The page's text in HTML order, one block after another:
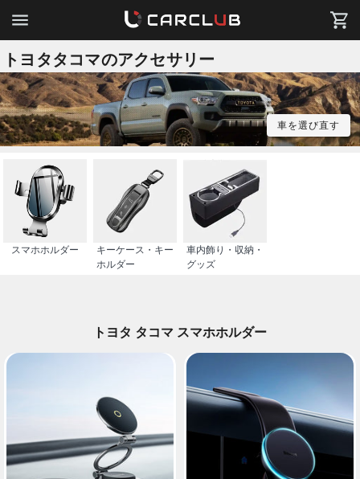
トヨタタコマのアクセサリー
車を選び直す
スマホホルダー
キーケース・キー
ホルダー
車内飾り・収納・
グッズ
トヨタ タコマ スマホホルダー